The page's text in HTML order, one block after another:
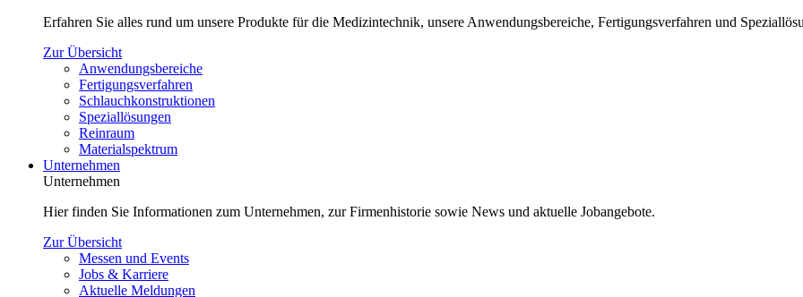
Erfahren Sie alles rund um unsere Produkte für die Medizintechnik, unsere Anwendungsbereiche, Fertigungsverfahren und
Zur Übersicht
Anwendungsbereiche
Fertigungsverfahren
Schlauchkonstruktionen
Speziallösungen
Reinraum
Materialspektrum
Unternehmen
Unternehmen
Hier finden Sie Informationen zum Unternehmen, zur Firmenhistorie sowie News und aktuelle Jobangebote.
Zur Übersicht
Messen und Events
Jobs & Karriere
Aktuelle Meldungen